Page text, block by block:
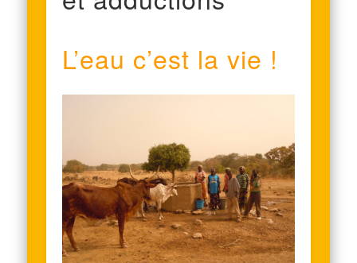
L’eau c’est la vie !